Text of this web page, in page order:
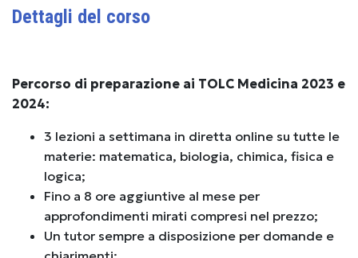
Dettagli del corso
Percorso di preparazione ai TOLC Medicina 2023 e
2024:
3 lezioni a settimana in diretta online su tutte le
materie: matematica, biologia, chimica, fisica e
logica;
Fino a 8 ore aggiuntive al mese per
approfondimenti mirati compresi nel prezzo;
Un tutor sempre a disposizione per domande e